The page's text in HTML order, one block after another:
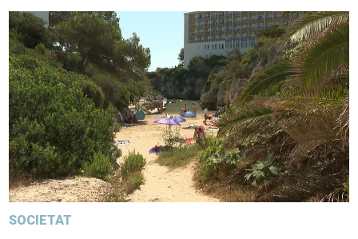
SOCIETAT